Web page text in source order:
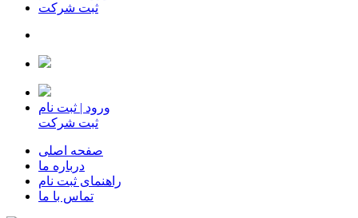
ثبت شرکت
ورود | ثبت نام
ثبت شرکت
صفحه اصلی
درباره ما
راهنمای ثبت نام
تماس با ما